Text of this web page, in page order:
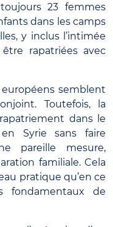
23 femmes
dans les camps
y inclus l’intimée
rapatriées avec
semblent
Toutefois, la
dans le
Syrie sans faire
pareille mesure,
familiale. Cela
pratique qu’en ce
fondamentaux de